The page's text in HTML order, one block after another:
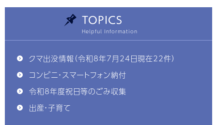
TOPICS
クマ出没情報（令和8年7月24日現在22件）
コンビニ・スマートフォン納付
令和8年度祝日等のごみ収集
出産・子育て